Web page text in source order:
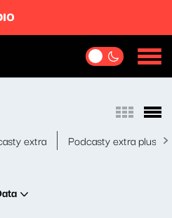
extra Podcasty extra plus